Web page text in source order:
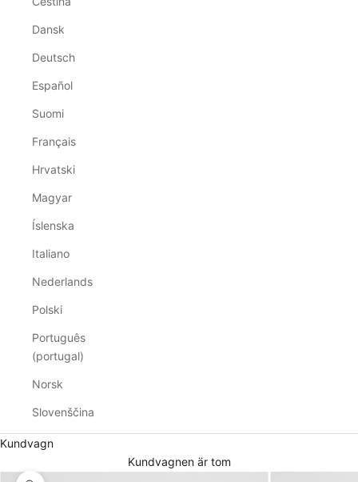
Dansk
Deutsch
Español
Suomi
Français
Hrvatski
Magyar
Íslenska
Italiano
Nederlands
Polski
Português
(portugal)
Norsk
Slovenščina
Kundvagn
Kundvagnen är tom